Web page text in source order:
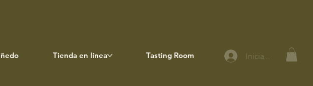
Iniciar sesión
Tienda en línea Tasting Room